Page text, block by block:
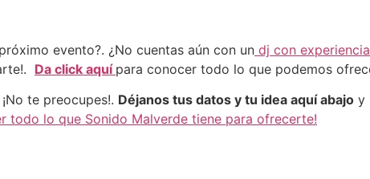
evento?. ¿No cuentas aún con un dj con
Da click aquí para conocer todo lo que podemos
te preocupes!. Déjanos tus datos y tu idea aquí abajo y
todo lo que Sonido Malverde tiene para ofrecerte!